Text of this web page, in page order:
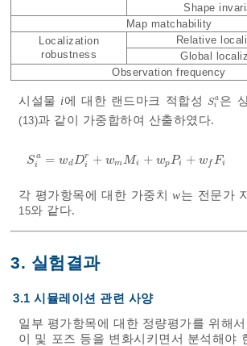
Shape
Map matchability
Localization
robustness
Relative
Global
Observation frequency
시설물 i에 대한 랜드마크 적합성 Sa
i
Sia은
(13)과 같이 가중합하여 산출하였다.
S a
i
= wd Dr
i
+ wm Mi + wp Pi + w f Fi
Sia=wdDir+w mMi+w pPi+wf
각 평가항목에 대한 가중치w는 전문가
15와 같다.
3. 실험결과
3.1 시뮬레이션 관련 사양
일부 평가항목에 대한 정량평가를 위해
이 및 포즈 등을 변화시키면서 분석해야